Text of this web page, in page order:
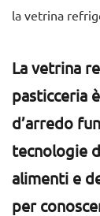
la vetrina
La vetrina
pasticceria
d’arredo
tecnologie
alimenti e
per